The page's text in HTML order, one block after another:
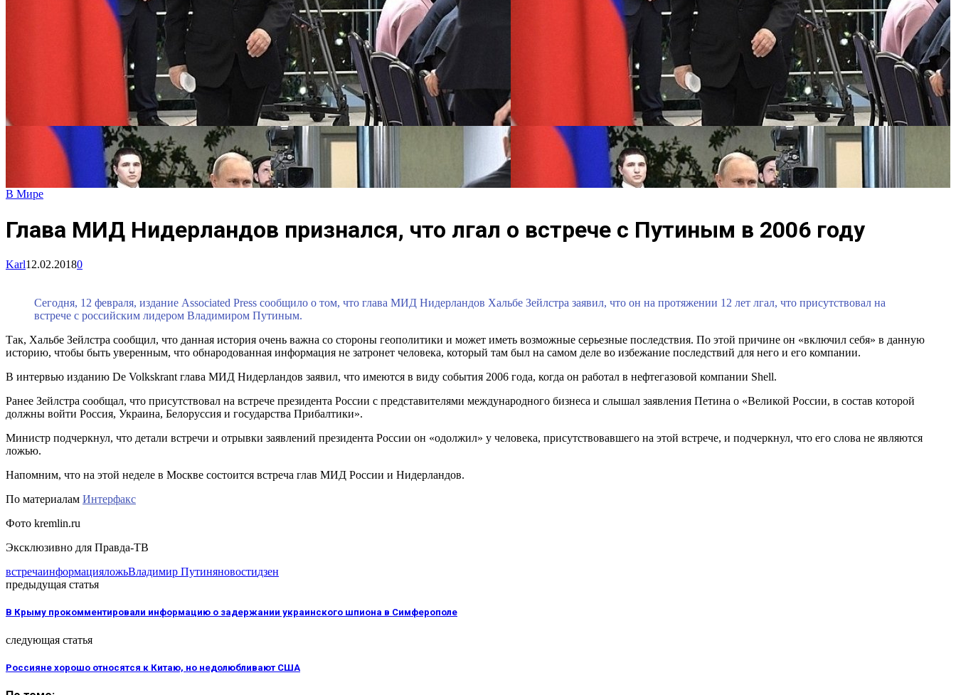
В Мире
Глава МИД Нидерландов признался, что лгал о встрече с Путиным в 2006 году
Karl12.02.20180
Сегодня, 12 февраля, издание Associated Press сообщило о том, что глава МИД Нидерландов Хальбе Зейлстра заявил, что он на протяжении 12 лет лгал, что присутствовал на
встрече с российским лидером Владимиром Путиным.
Так, Хальбе Зейлстра сообщил, что данная история очень важна со стороны геополитики и может иметь возможные серьезные последствия. По этой причине он «включил себя» в данную
историю, чтобы быть уверенным, что обнародованная информация не затронет человека, который там был на самом деле во избежание последствий для него и его компании.
В интервью изданию De Volkskrant глава МИД Нидерландов заявил, что имеются в виду события 2006 года, когда он работал в нефтегазовой компании Shell.
Ранее Зейлстра сообщал, что присутствовал на встрече президента России с представителями международного бизнеса и слышал заявления Петина о «Великой России, в состав которой
должны войти Россия, Украина, Белоруссия и государства Прибалтики».
Министр подчеркнул, что детали встречи и отрывки заявлений президента России он «одолжил» у человека, присутствовавшего на этой встрече, и подчеркнул, что его слова не являются
ложью.
Напомним, что на этой неделе в Москве состоится встреча глав МИД России и Нидерландов.
По материалам Интерфакс
Фото kremlin.ru
Эксклюзивно для Правда-ТВ
встречаинформацияложьВладимир Путиняновостидзен
предыдущая статья
В Крыму прокомментировали информацию о задержании украинского шпиона в Симферополе
следующая статья
Россияне хорошо относятся к Китаю, но недолюбливают США